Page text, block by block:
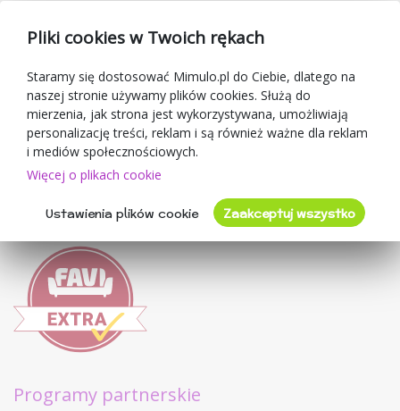
Blog
O sprzedawcy
Mimulo.pl
Regulamin sklepu
Ochrona danych osobowych GDPR
Kontakty
Oceny klientów
Programy partnerskie
Pliki cookies w Twoich rękach
Staramy się dostosować Mimulo.pl do Ciebie, dlatego na
naszej stronie używamy plików cookies. Służą do
mierzenia, jak strona jest wykorzystywana, umożliwiają
personalizację treści, reklam i są również ważne dla reklam
i mediów społecznościowych.
Więcej o plikach cookie
Ustawienia plików cookie Zaakceptuj wszystko